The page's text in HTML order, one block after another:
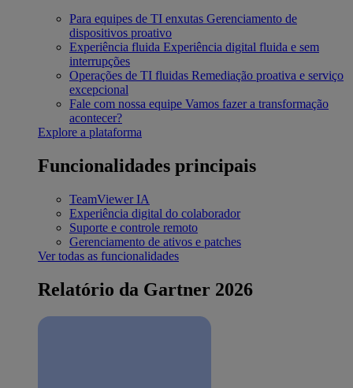
Para equipes de TI enxutas Gerenciamento de
dispositivos proativo
Experiência fluida Experiência digital fluida e sem
interrupções
Operações de TI fluidas Remediação proativa e serviço
excepcional
Fale com nossa equipe Vamos fazer a transformação
acontecer?
Explore a plataforma
Funcionalidades principais
TeamViewer IA
Experiência digital do colaborador
Suporte e controle remoto
Gerenciamento de ativos e patches
Ver todas as funcionalidades
Relatório da Gartner 2026